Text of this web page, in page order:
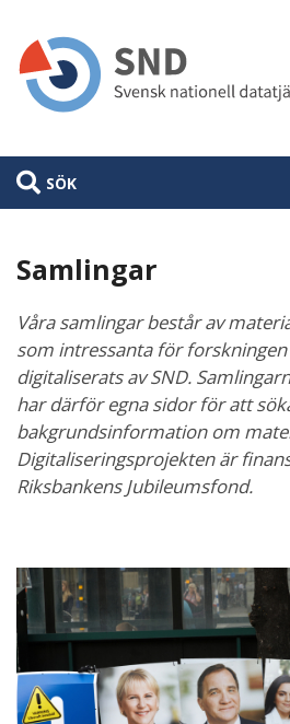
huvudinnehåll
SÖK
Samlingar
Våra samlingar består av
som intressanta för
digitaliserats av SND.
har därför egna sidor för att
bakgrundsinformation om
Digitaliseringsprojekten är
Riksbankens Jubileumsfond.